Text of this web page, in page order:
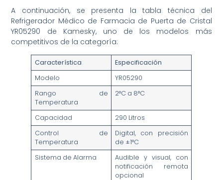
A continuación, se presenta la tabla técnica del
Refrigerador Médico de Farmacia de Puerta de Cristal
YR05290 de Kamesky, uno de los modelos más
competitivos de la categoría:
Característica
Especificación
Modelo
YR05290
Rango de
Temperatura
2°C a 8°C
Capacidad
290 Litros
Control de
Temperatura
Digital, con precisión
de ±1°C
Sistema de Alarma
Audible y visual, con
notificación remota
opcional